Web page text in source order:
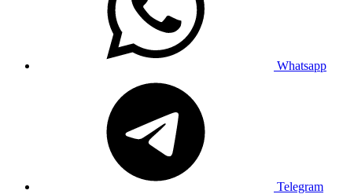
Whatsapp
Telegram